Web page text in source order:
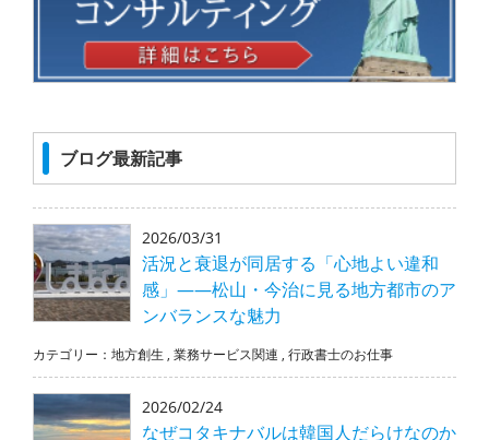
ブログ最新記事
2026/03/31
活況と衰退が同居する「心地よい違和
感」――松山・今治に見る地方都市のア
ンバランスな魅力
カテゴリー： 地方創生 , 業務サービス関連 , 行政書士のお仕事
2026/02/24
なぜコタキナバルは韓国人だらけなのか